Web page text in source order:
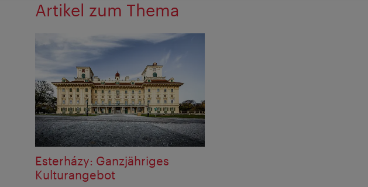
Artikel zum Thema
Esterházy: Ganzjähriges
Kulturangebot